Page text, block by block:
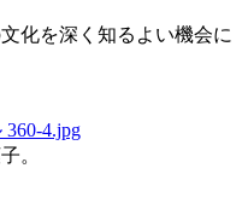
化を深く知るよい機会に
。